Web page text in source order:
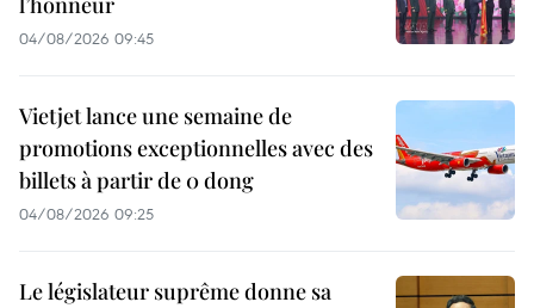
04/08/2026 09:45
Vietjet lance une semaine de
promotions exceptionnelles avec des
billets à partir de 0 dong
04/08/2026 09:25
Le législateur suprême donne sa